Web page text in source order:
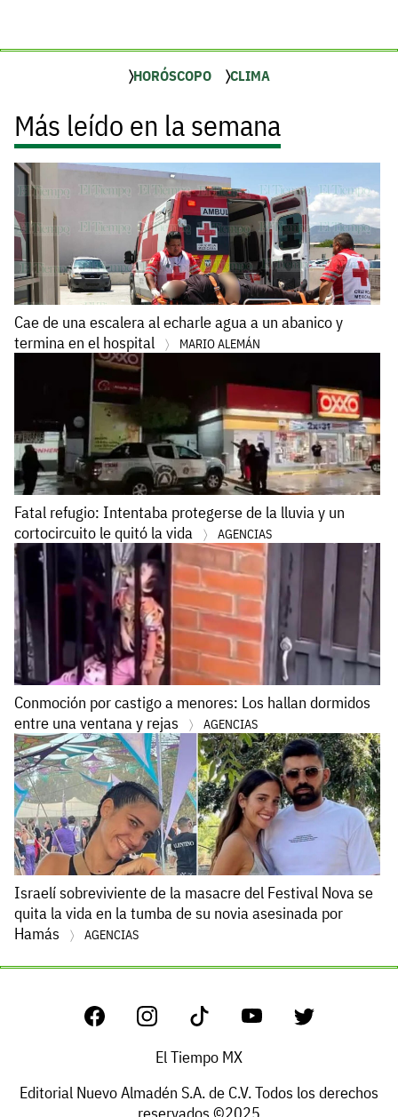
HORÓSCOPO CLIMA
Más leído en la semana
Cae de una escalera al echarle agua a un abanico y
termina en el hospital
MARIO ALEMÁN
Fatal refugio: Intentaba protegerse de la lluvia y un
cortocircuito le quitó la vida
AGENCIAS
Conmoción por castigo a menores: Los hallan dormidos
entre una ventana y rejas
AGENCIAS
Israelí sobreviviente de la masacre del Festival Nova se
quita la vida en la tumba de su novia asesinada por
Hamás
AGENCIAS
El Tiempo MX
Editorial Nuevo Almadén S.A. de C.V. Todos los derechos